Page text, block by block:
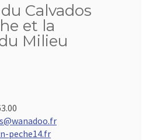
Calvados
et la
Milieu
peche14.fr